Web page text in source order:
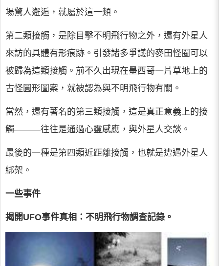
場驚人邂逅，就屬於這一類。
第二類接觸，是除目擊不明飛行物之外，還有外星人
來訪的具體有形痕跡。引發諸多爭議的麥田怪圈可以
被歸為這類接觸。前不久出現在墨西哥一片草地上的
古怪圓形圖案，就被認為與不明飛行物有關。
當然，還有著名的第三類接觸，這是真正意義上的接
觸———往往是通過心靈感應，與外星人交談。
最後的一種是第四類近距離接觸，也就是遭遇外星人
綁架。
一些事件
揭開UFO事件真相：不明飛行物調查記錄。